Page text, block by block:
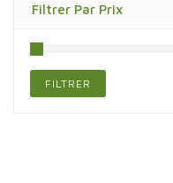
Filtrer Par Prix
FILTRER